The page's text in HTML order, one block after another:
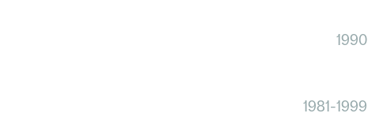
1990
1981-1999